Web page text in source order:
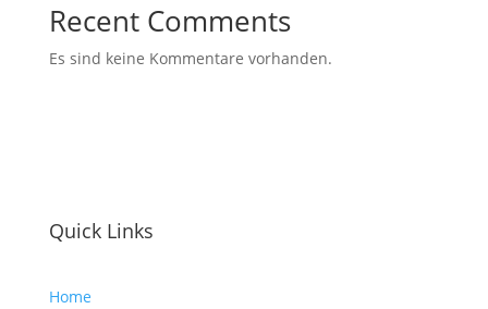
Recent Comments
Es sind keine Kommentare vorhanden.
Quick Links
Home